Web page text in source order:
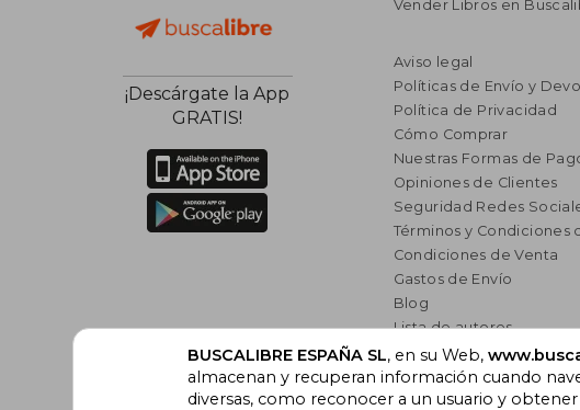
¡Descárgate la App
GRATIS!
Vender Libros en
Aviso legal
Políticas de Envío y
Política de Privacidad
Cómo Comprar
Nuestras Formas de
Opiniones de Clientes
Seguridad Redes
Términos y Condiciones
Condiciones de Venta
Gastos de Envío
Blog
Lista de autores
Incentivo a la Lectura
Libros Recomendados
BUSCALIBRE ESPAÑA SL, en su Web,
almacenan y recuperan información cuando
diversas, como reconocer a un usuario y